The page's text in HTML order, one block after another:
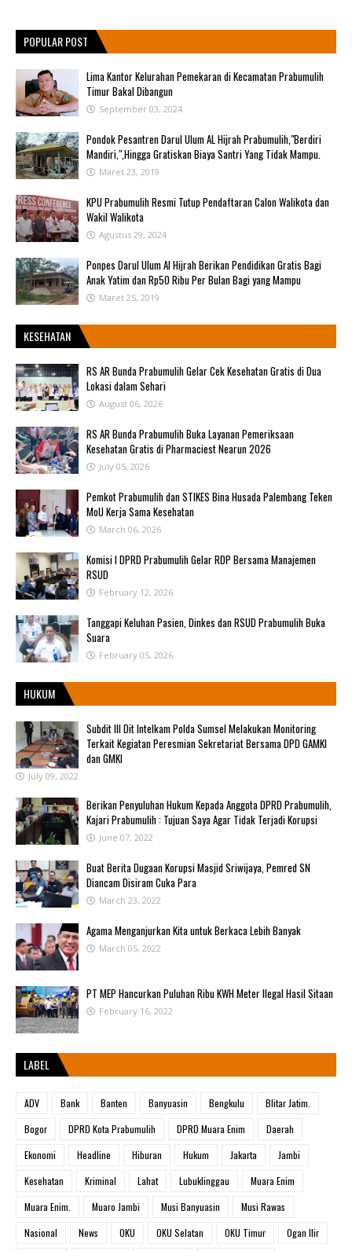
POPULAR POST
Lima Kantor Kelurahan Pemekaran di Kecamatan Prabumulih
Timur Bakal Dibangun
September 03, 2024
Pondok Pesantren Darul Ulum AL Hijrah Prabumulih,"Berdiri
Mandiri,",Hingga Gratiskan Biaya Santri Yang Tidak Mampu.
Maret 23, 2019
KPU Prabumulih Resmi Tutup Pendaftaran Calon Walikota dan
Wakil Walikota
Agustus 29, 2024
Ponpes Darul Ulum Al Hijrah Berikan Pendidikan Gratis Bagi
Anak Yatim dan Rp50 Ribu Per Bulan Bagi yang Mampu
Maret 25, 2019
KESEHATAN
RS AR Bunda Prabumulih Gelar Cek Kesehatan Gratis di Dua
Lokasi dalam Sehari
August 06, 2026
RS AR Bunda Prabumulih Buka Layanan Pemeriksaan
Kesehatan Gratis di Pharmaciest Nearun 2026
July 05, 2026
Pemkot Prabumulih dan STIKES Bina Husada Palembang Teken
MoU Kerja Sama Kesehatan
March 06, 2026
Komisi I DPRD Prabumulih Gelar RDP Bersama Manajemen
RSUD
February 12, 2026
Tanggapi Keluhan Pasien, Dinkes dan RSUD Prabumulih Buka
Suara
February 05, 2026
HUKUM
Subdit III Dit Intelkam Polda Sumsel Melakukan Monitoring
Terkait Kegiatan Peresmian Sekretariat Bersama DPD GAMKI
dan GMKI
July 09, 2022
Berikan Penyuluhan Hukum Kepada Anggota DPRD Prabumulih,
Kajari Prabumulih : Tujuan Saya Agar Tidak Terjadi Korupsi
June 07, 2022
Buat Berita Dugaan Korupsi Masjid Sriwijaya, Pemred SN
Diancam Disiram Cuka Para
March 23, 2022
Agama Menganjurkan Kita untuk Berkaca Lebih Banyak
March 05, 2022
PT MEP Hancurkan Puluhan Ribu KWH Meter Ilegal Hasil Sitaan
February 16, 2022
LABEL
ADV Bank Banten Banyuasin Bengkulu
Blitar Jatim.
Bogor
DPRD Kota Prabumulih DPRD Muara Enim
Daerah
Ekonomi
Headline Hiburan Hukum Jakarta
Jambi
Kesehatan
Kriminal Lahat Lubuklinggau
Muara Enim
Muara Enim.
Muaro Jambi Musi Banyuasin
Musi Rawas
Nasional
News OKU OKU Selatan OKU Timur
Ogan Ilir